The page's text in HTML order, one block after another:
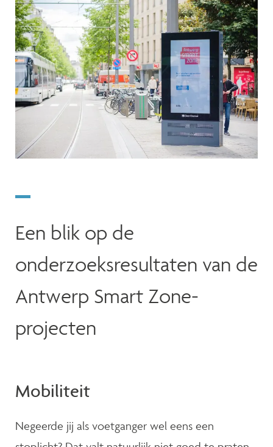
Een blik op de
onderzoeksresultaten van de
Antwerp Smart Zone-
projecten
Mobiliteit
Negeerde jij als voetganger wel eens een